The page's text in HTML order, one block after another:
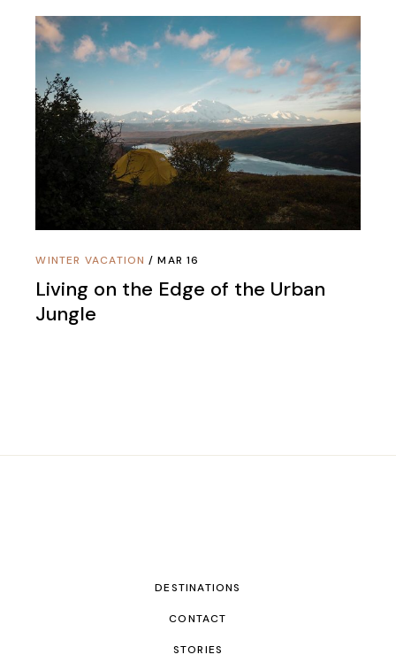
WINTER VACATION MAR 16
Living on the Edge of the Urban
Jungle
DESTINATIONS
CONTACT
STORIES